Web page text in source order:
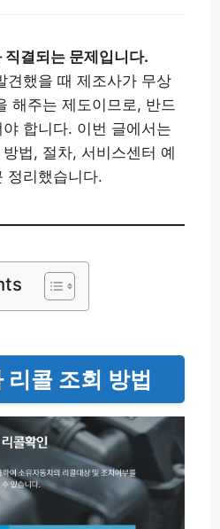
결되는 문제입니다.
견했을 때 제조사가 무상
해주는 제도이므로, 반드
합니다. 이번 글에서는
법, 절차, 서비스센터 예
정리했습니다.
리콜 조회 방법